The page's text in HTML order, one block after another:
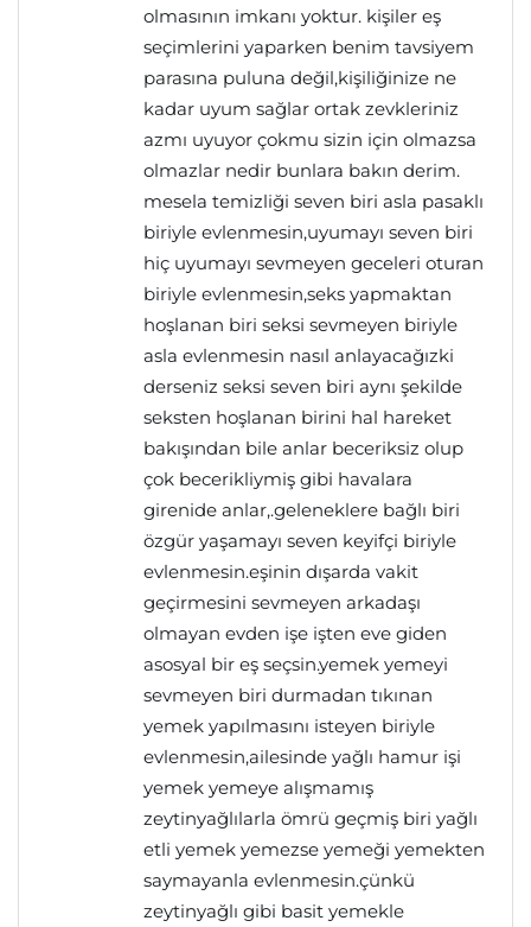
olmasının imkanı yoktur. kişiler eş
seçimlerini yaparken benim tavsiyem
parasına puluna değil,kişiliğinize ne
kadar uyum sağlar ortak zevkleriniz
azmı uyuyor çokmu sizin için olmazsa
olmazlar nedir bunlara bakın derim.
mesela temizliği seven biri asla pasaklı
biriyle evlenmesin,uyumayı seven biri
hiç uyumayı sevmeyen geceleri oturan
biriyle evlenmesin,seks yapmaktan
hoşlanan biri seksi sevmeyen biriyle
asla evlenmesin nasıl anlayacağızki
derseniz seksi seven biri aynı şekilde
seksten hoşlanan birini hal hareket
bakışından bile anlar beceriksiz olup
çok becerikliymiş gibi havalara
girenide anlar,.geleneklere bağlı biri
özgür yaşamayı seven keyifçi biriyle
evlenmesin.eşinin dışarda vakit
geçirmesini sevmeyen arkadaşı
olmayan evden işe işten eve giden
asosyal bir eş seçsin.yemek yemeyi
sevmeyen biri durmadan tıkınan
yemek yapılmasını isteyen biriyle
evlenmesin,ailesinde yağlı hamur işi
yemek yemeye alışmamış
zeytinyağlılarla ömrü geçmiş biri yağlı
etli yemek yemezse yemeği yemekten
saymayanla evlenmesin.çünkü
zeytinyağlı gibi basit yemekle